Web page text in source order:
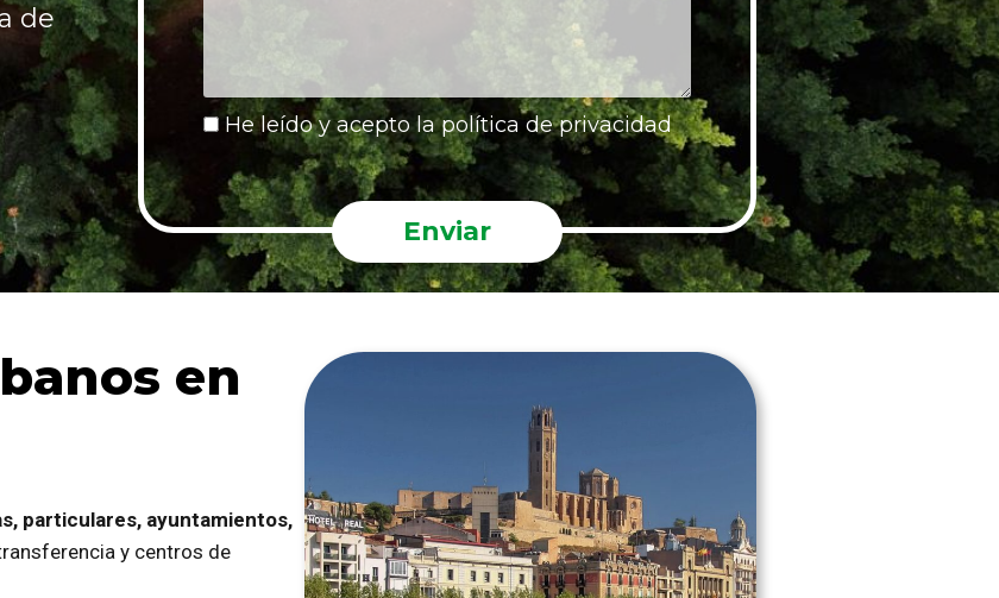
de
He leído y acepto la política de privacidad
Enviar
en
particulares, ayuntamientos,
y centros de